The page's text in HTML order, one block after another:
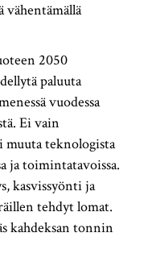
vähentämällä
2050
paluuta
vuodessa
Ei vain
teknologista
ja toimintatavoissa.
kasvissyönti ja
tehdyt lomat.
kahdeksan tonnin